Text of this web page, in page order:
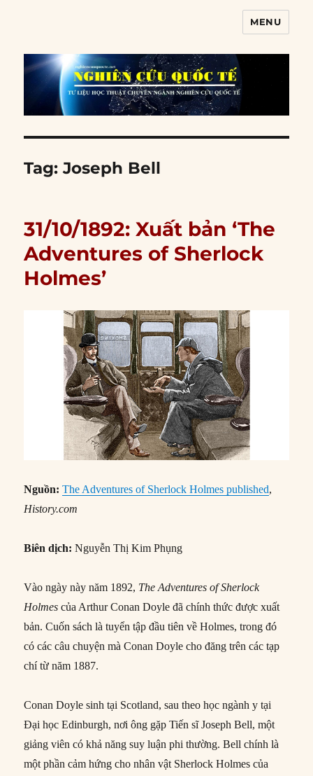
MENU
Tag:Joseph Bell
31/10/1892: Xuất bản ‘The
Adventures of Sherlock
Holmes’
Nguồn: The Adventures of Sherlock Holmes published,
History.com
Biên dịch: Nguyễn Thị Kim Phụng
Vào ngày này năm 1892, The Adventures of Sherlock
Holmes của Arthur Conan Doyle đã chính thức được xuất
bản. Cuốn sách là tuyển tập đầu tiên về Holmes, trong đó
có các câu chuyện mà Conan Doyle cho đăng trên các tạp
chí từ năm 1887.
Conan Doyle sinh tại Scotland, sau theo học ngành y tại
Đại học Edinburgh, nơi ông gặp Tiến sĩ Joseph Bell, một
giảng viên có khả năng suy luận phi thường. Bell chính là
một phần cảm hứng cho nhân vật Sherlock Holmes của